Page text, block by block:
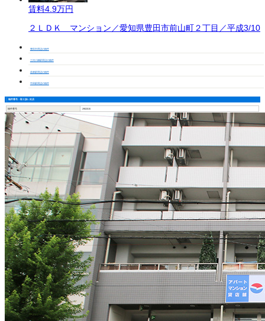
賃料4.9万円
２ＬＤＫ マンション／愛知県豊田市前山町２丁目／平成3/10
豊田市周辺の物件
三河八橋駅周辺の物件
若林駅周辺の物件
牛田駅周辺の物件
物件番号・取り扱い支店
物件番号 2902015